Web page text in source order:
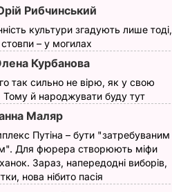
Рибчинський
культури згадують лише тоді,
стовпи – у могилах
Курбанова
так сильно не вірю, як у свою
Тому й народжувати буду тут
Маляр
Путіна – бути "затребуваним
Для фюрера створюють міфи
Зараз, напередодні виборів,
нова нібито пасія